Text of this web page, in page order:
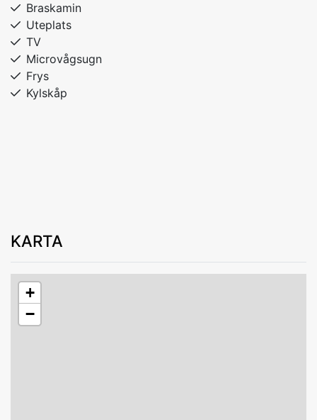
Braskamin
Uteplats
TV
Microvågsugn
Frys
Kylskåp
KARTA
+
−